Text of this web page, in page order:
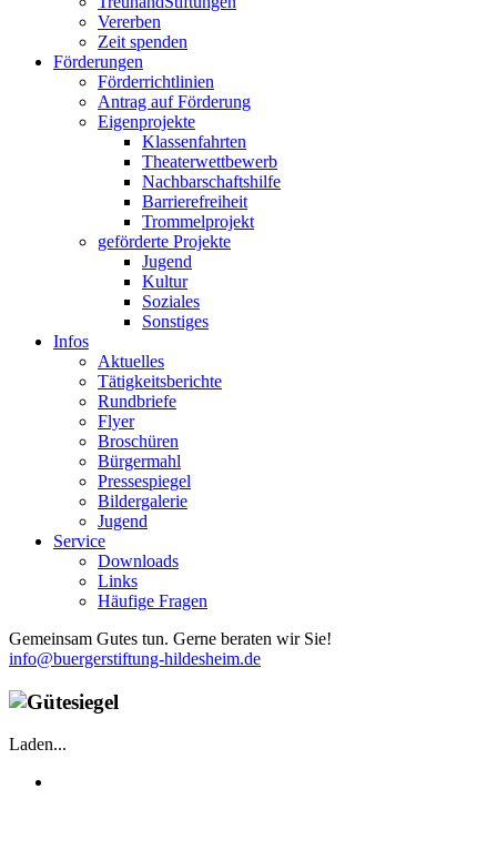
Vererben
Zeit spenden
Förderungen
Förderrichtlinien
Antrag auf Förderung
Eigenprojekte
Klassenfahrten
Theaterwettbewerb
Nachbarschaftshilfe
Barrierefreiheit
Trommelprojekt
geförderte Projekte
Jugend
Kultur
Soziales
Sonstiges
Infos
Aktuelles
Tätigkeitsberichte
Rundbriefe
Flyer
Broschüren
Bürgermahl
Pressespiegel
Bildergalerie
Jugend
Service
Downloads
Links
Häufige Fragen
Gemeinsam Gutes tun. Gerne beraten wir Sie!
info@buergerstiftung-hildesheim.de
Laden...